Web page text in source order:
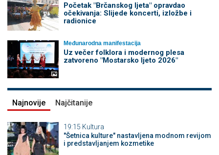
Početak "Brčanskog ljeta" opravdao
očekivanja: Slijede koncerti, izložbe i
radionice
Međunarodna manifestacija
Uz večer folklora i modernog plesa
zatvoreno "Mostarsko ljeto 2026"
Najnovije Najčitanije
19:15 Kultura
"Šetnica kulture" nastavljena modnom revijom
i predstavljanjem kozmetike